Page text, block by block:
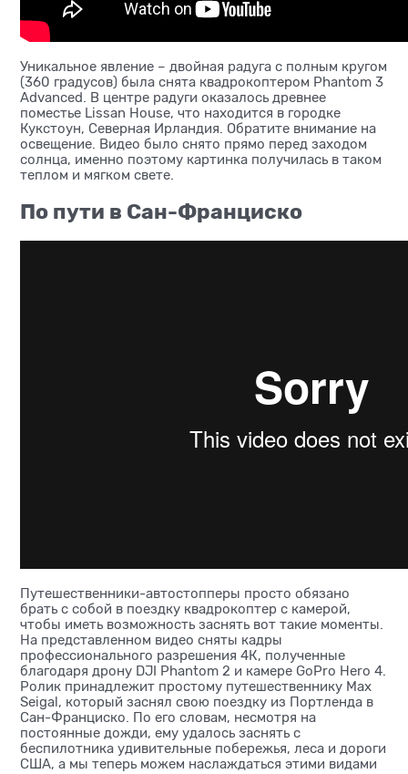
Уникальное явление – двойная радуга с полным кругом
(360 градусов) была снята квадрокоптером Phantom 3
Advanced. В центре радуги оказалось древнее
поместье Lissan House, что находится в городке
Кукстоун, Северная Ирландия. Обратите внимание на
освещение. Видео было снято прямо перед заходом
солнца, именно поэтому картинка получилась в таком
теплом и мягком свете.
По пути в Сан-Франциско
Путешественники-автостопперы просто обязано
брать с собой в поездку квадрокоптер с камерой,
чтобы иметь возможность заснять вот такие моменты.
На представленном видео сняты кадры
профессионального разрешения 4К, полученные
благодаря дрону DJI Phantom 2 и камере GoPro Hero 4.
Ролик принадлежит простому путешественнику Max
Seigal, который заснял свою поездку из Портленда в
Сан-Франциско. По его словам, несмотря на
постоянные дожди, ему удалось заснять с
беспилотника удивительные побережья, леса и дороги
США, а мы теперь можем наслаждаться этими видами